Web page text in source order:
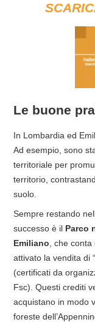
Le buone
In Lombardia ed
Ad esempio, sono
territoriale per
territorio,
suolo.
Sempre restando
successo è il Parco
Emiliano , che
attivato la vendita di “
(certificati da
Fsc). Questi crediti
acquistano in modo
foreste